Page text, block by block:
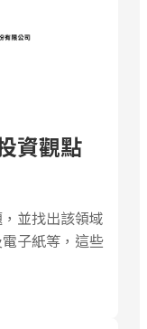
資觀點
並找出該領域
子紙等，這些